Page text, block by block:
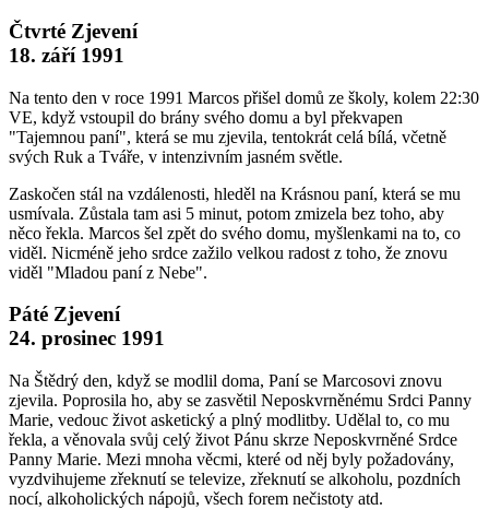
Čtvrté Zjevení
18. září 1991
Na tento den v roce 1991 Marcos přišel domů ze školy, kolem 22:30
VE, když vstoupil do brány svého domu a byl překvapen
"Tajemnou paní", která se mu zjevila, tentokrát celá bílá, včetně
svých Ruk a Tváře, v intenzivním jasném světle.
Zaskočen stál na vzdálenosti, hleděl na Krásnou paní, která se mu
usmívala. Zůstala tam asi 5 minut, potom zmizela bez toho, aby
něco řekla. Marcos šel zpět do svého domu, myšlenkami na to, co
viděl. Nicméně jeho srdce zažilo velkou radost z toho, že znovu
viděl "Mladou paní z Nebe".
Páté Zjevení
24. prosinec 1991
Na Štědrý den, když se modlil doma, Paní se Marcosovi znovu
zjevila. Poprosila ho, aby se zasvětil Neposkvrněnému Srdci Panny
Marie, vedouc život asketický a plný modlitby. Udělal to, co mu
řekla, a věnovala svůj celý život Pánu skrze Neposkvrněné Srdce
Panny Marie. Mezi mnoha věcmi, které od něj byly požadovány,
vyzdvihujeme zřeknutí se televize, zřeknutí se alkoholu, pozdních
nocí, alkoholických nápojů, všech forem nečistoty atd.